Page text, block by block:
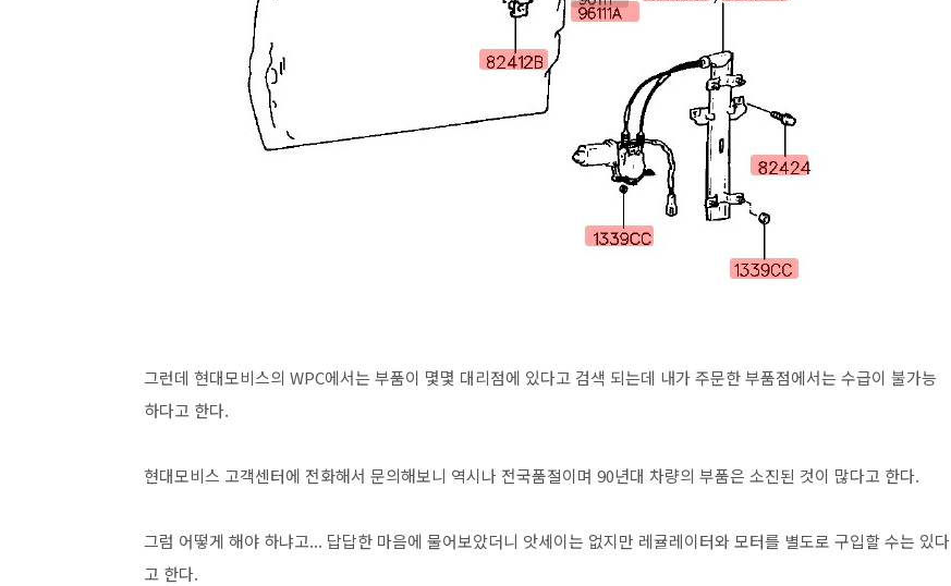
그런데 현대모비스의 WPC에서는 부품이 몇몇 대리점에 있다고 검색 되는데 내가 주문한 부품점에서는 수급이 불가능
하다고 한다.
현대모비스 고객센터에 전화해서 문의해보니 역시나 전국품절이며 90년대 차량의 부품은 소진된 것이 많다고 한다.
그럼 어떻게 해야 하냐고... 답답한 마음에 물어보았더니 앗세이는 없지만 레귤레이터와 모터를 별도로 구입할 수는 있다
고 한다.